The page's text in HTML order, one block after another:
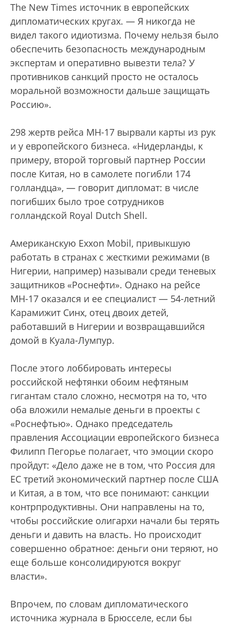
The New Times источник в европейских
дипломатических кругах. — Я никогда не
видел такого идиотизма. Почему нельзя было
обеспечить безопасность международным
экспертам и оперативно вывезти тела? У
противников санкций просто не осталось
моральной возможности дальше защищать
Россию».
298 жертв рейса МН-17 вырвали карты из рук
и у европейского бизнеса. «Нидерланды, к
примеру, второй торговый партнер России
после Китая, но в самолете погибли 174
голландца», — говорит дипломат: в числе
погибших было трое сотрудников
голландской Royal Dutch Shell.
Американскую Exxon Mobil, привыкшую
работать в странах с жесткими режимами (в
Нигерии, например) называли среди теневых
защитников «Роснефти». Однако на рейсе
MH-17 оказался и ее специалист — 54-летний
Карамижит Синх, отец двоих детей,
работавший в Нигерии и возвращавшийся
домой в Куала-Лумпур.
После этого лоббировать интересы
российской нефтянки обоим нефтяным
гигантам стало сложно, несмотря на то, что
оба вложили немалые деньги в проекты с
«Роснефтью». Однако председатель
правления Ассоциации европейского бизнеса
Филипп Пегорье полагает, что эмоции скоро
пройдут: «Дело даже не в том, что Россия для
ЕС третий экономический партнер после США
и Китая, а в том, что все понимают: санкции
контрпродуктивны. Они направлены на то,
чтобы российские олигархи начали бы терять
деньги и давить на власть. Но происходит
совершенно обратное: деньги они теряют, но
еще больше консолидируются вокруг
власти».
Впрочем, по словам дипломатического
источника журнала в Брюсселе, если бы